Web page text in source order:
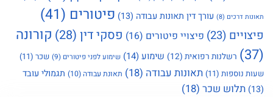
תאונות דרכים (8) עורך דין תאונות עבודה (13) פיטורים (41)
פיצויים (23) פיצויי פיטורים (16) פסקי דין (28)
קורונה
(37)
רשלנות רפואית (12) שימוע(14) שימוע לפני פיטורים (9) שכר (11)
שעות נוספות (11) תאונות עבודה (18) תאונת עבודה (10)
תגמולי עובד
(13)
תלוש שכר (18)